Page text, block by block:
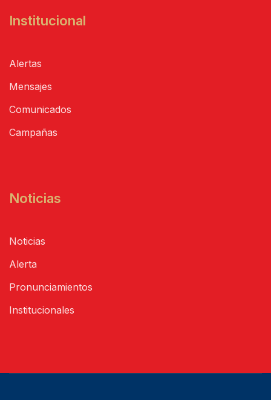
Institucional
Alertas
Mensajes
Comunicados
Campañas
Noticias
Noticias
Alerta
Pronunciamientos
Institucionales